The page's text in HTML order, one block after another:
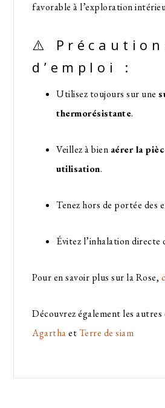
favorable à l’exploration
⚠️
d’emploi :
Utilisez toujours sur une
thermorésistante.
Veillez à bien aérer la
utilisation.
Tenez hors de portée des
Évitez l’inhalation directe
Pour en savoir plus sur la Rose,
Découvrez également les autres
AgarthaetTerre de siam